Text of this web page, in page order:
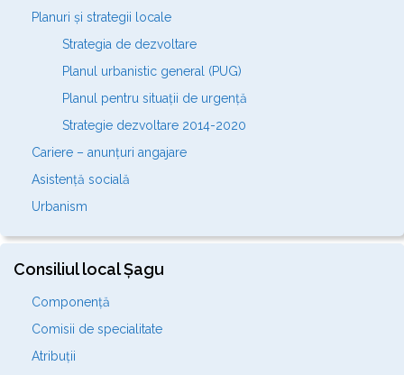
Planuri și strategii locale
Strategia de dezvoltare
Planul urbanistic general (PUG)
Planul pentru situații de urgență
Strategie dezvoltare 2014-2020
Cariere – anunțuri angajare
Asistență socială
Urbanism
Consiliul local Șagu
Componență
Comisii de specialitate
Atribuții